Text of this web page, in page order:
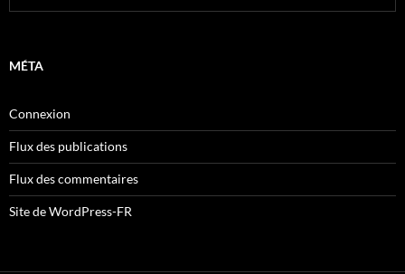
MÉTA
Connexion
Flux des publications
Flux des commentaires
Site de WordPress-FR